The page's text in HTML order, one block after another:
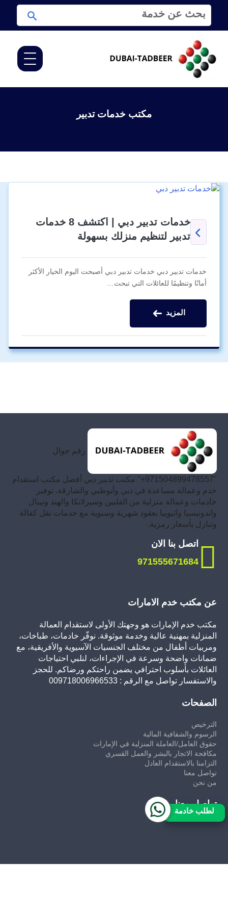
ب
ث
ع
:
ب
ح
ث
مكتب خدمات تدبير
خدمات تدبير دبي | اكتشف 8 خدمات
تدبير لتنظيم منزلك بسهولة
خدمات تدبير دبي خدمات تدبير دبي أصبحت اليوم الخيار الأكثر
أمانًا وتنظيمًا للعائلات التي تبحث…
المزيد
رقم جوال
"971504899478557+" مكتب تدبير دبي أفضل مكتب استقدام
خدم وعمالة مساعدة في دبي وأبوظبي والشارقة. توفير
خادمات وعمالة منزلية من الفلبين وسيرلانكا والهند ونيبال
واندونيسيا واثيوبيا بعقود شهرية وسنوية مع خدمات نقل كفالة
وتنازل بأسعار رمزية.
اتصل بنا الان
971555671684
عن مكتب خدم الامارات
مكتب خدم الإمارات هو وجهتك الأولى لاستقدام العمالة
المنزلية بمهنية عالية وخدمة موثوقة. نوفّر خادمات، طباخات،
ومربيات أطفال من مختلف الجنسيات الآسيوية والأفريقية، مع
ضمانات واضحة وسرعة في الإجراءات، لنلبي احتياجات
العائلات بأسلوب احترافي يضمن راحتكم ورضاكم. للحجز
والاستفسار تواصل مع الرقم : 009718006966533
الصفحات
الترخيص
الرسوم والشفافية المالية
حقوق العامل/العاملة المنزلية في الإمارات
مكافحة الاتجار بالبشر والعمل القسري
التزامنا بالاستقدام العادل
تواصل معنا
من نحن
تواصل معنا
لطلب خادمة